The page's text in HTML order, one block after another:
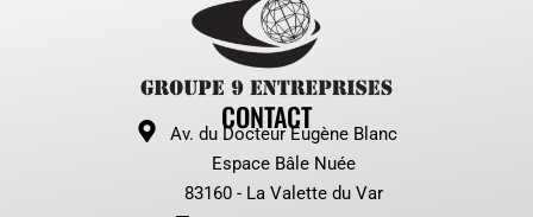
CONTACT
Av. du Docteur Eugène Blanc
Espace Bâle Nuée
83160 - La Valette du Var